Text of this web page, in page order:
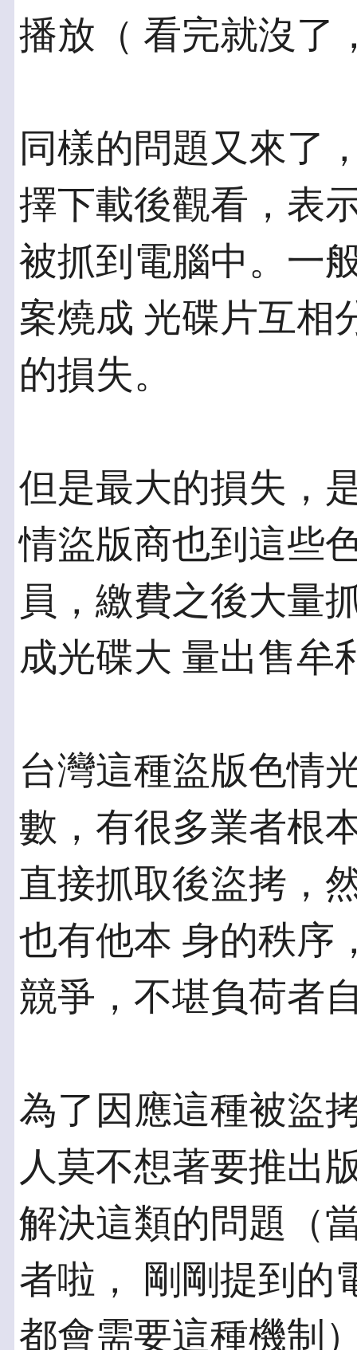
播放（ 看完就沒了
同樣的問題又來了
擇下載後觀看，表
被抓到電腦中。一
案燒成 光碟片互相
的損失。
但是最大的損失，
情盜版商也到這些
員，繳費之後大量
成光碟大 量出售牟
台灣這種盜版色情
數，有很多業者根
直接抓取後盜拷，
也有他本 身的秩序
競爭，不堪負荷者
為了因應這種被盜
人莫不想著要推出
解決這類的問題（
者啦， 剛剛提到的
都會需要這種機制